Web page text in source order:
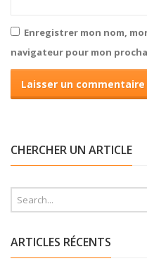
Enregistrer mon nom,
navigateur pour mon
CHERCHER UN ARTICLE
ARTICLES RÉCENTS